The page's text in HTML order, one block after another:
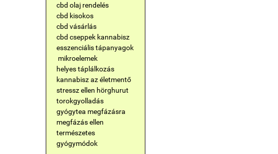
cbd olaj rendelés
cbd kisokos
cbd vásárlás
cbd cseppek kannabisz
esszenciális tápanyagok
mikroelemek
helyes táplálkozás
kannabisz az életmentő
stressz ellen hörghurut
torokgyolladás
gyógytea megfázásra
megfázás ellen
természetes
gyógymódok